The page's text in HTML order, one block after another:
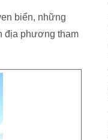
biển, những
địa phương tham